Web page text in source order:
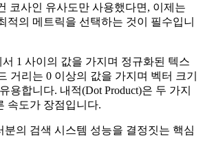
코사인 유사도만 사용했다면, 이제는
적의 메트릭을 선택하는 것이 필수입니
1 사이의 값을 가지며 정규화된 텍스
거리는 0 이상의 값을 가지며 벡터 크기
용합니다. 내적(Dot Product)은 두 가지
속도가 장점입니다.
분의 검색 시스템 성능을 결정짓는 핵심